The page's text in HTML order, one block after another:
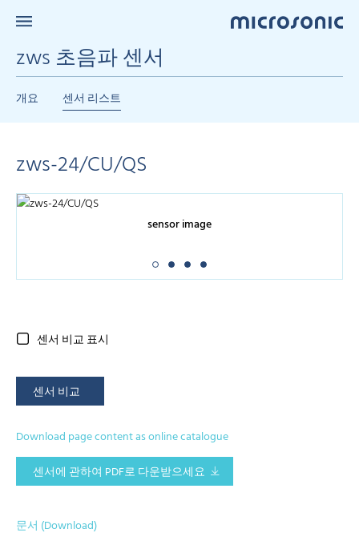
zws 초음파 센서
개요 센서 리스트
zws-24/CU/QS
sensor image
센서 비교 표시
센서 비교
Download page content as online catalogue
센서에 관하여 PDF로 다운받으세요
문서 (Download)